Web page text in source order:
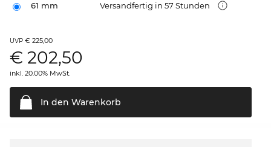
61 mm Versandfertig in 57 Stunden
UVP € 225,00
€ 202,50
inkl. 20.00% MwSt.
In den Warenkorb